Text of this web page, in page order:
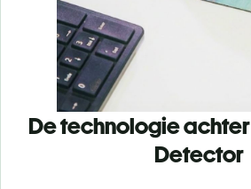
De technologie
Detector